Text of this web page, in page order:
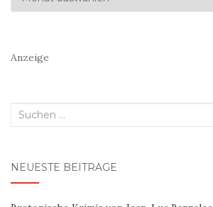
Anzeige
Suchen
NEUESTE BEITRÄGE